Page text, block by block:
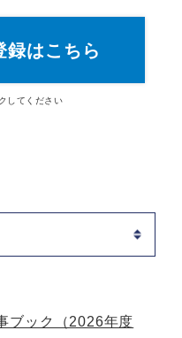
録はこちら
してください
ブック（2026年度